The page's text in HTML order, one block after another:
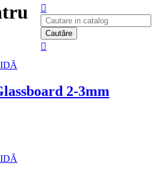
Cautăre
2-3mm